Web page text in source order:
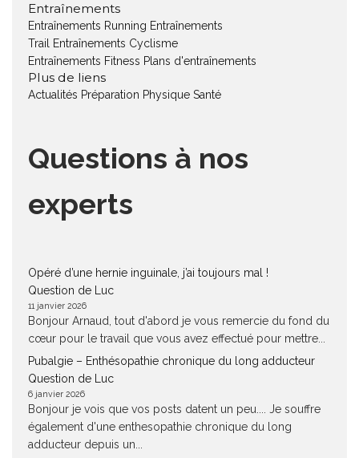
Entraînements
Entraînements Running Entraînements
Trail
Entraînements Cyclisme
Entraînements Fitness Plans d'entraînements
Plus de liens
Actualités Préparation Physique Santé
Questions à nos
experts
Opéré d’une hernie inguinale, j’ai toujours mal !
Question de Luc
11 janvier 2026
Bonjour Arnaud, tout d'abord je vous remercie du fond du
cœur pour le travail que vous avez effectué pour mettre...
Pubalgie – Enthésopathie chronique du long adducteur
Question de Luc
6 janvier 2026
Bonjour je vois que vos posts datent un peu.... Je souffre
également d'une enthesopathie chronique du long
adducteur depuis un...